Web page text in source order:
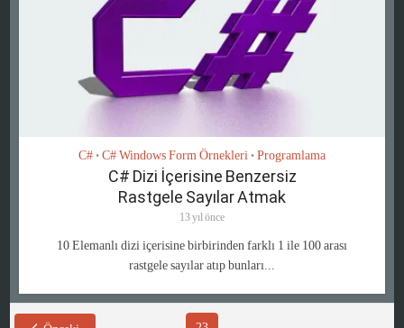
C# • C# Windows Form Örnekleri • Programlama
C# Dizi İçerisine Benzersiz
Rastgele Sayılar Atmak
13 yıl önce
10 Elemanlı dizi içerisine birbirinden farklı 1 ile 100 arası
rastgele sayılar atıp bunları...